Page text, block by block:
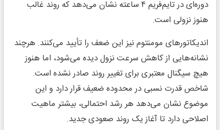
دوره‌ای در تایم‌فریم ۴ ساعته نشان می‌دهد که روند غالب
هنوز نزولی است.
اندیکاتورهای مومنتوم نیز این ضعف را تأیید می‌کنند. هرچند
نشانه‌هایی از کاهش سرعت نزول دیده می‌شود، اما هنوز
هیچ سیگنال معتبری برای تغییر روند صادر نشده است.
شاخص قدرت نسبی در محدوده ضعیف قرار دارد و این
موضوع نشان می‌دهد هر رشد احتمالی، بیشتر ماهیت
اصلاحی دارد تا آغاز یک روند صعودی جدید.